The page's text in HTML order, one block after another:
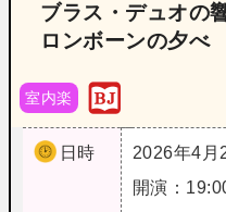
ブラス・デュオの
ロンボーンの夕べ
室内楽
日時
2026年4月
開演：